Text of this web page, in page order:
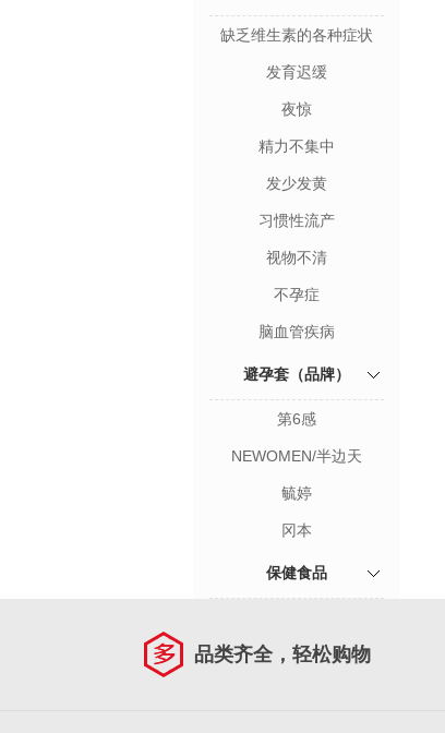
缺乏维生素的各种症状
发育迟缓
夜惊
精力不集中
发少发黄
习惯性流产
视物不清
不孕症
脑血管疾病
避孕套（品牌）
第6感
NEWOMEN/半边天
毓婷
冈本
保健食品
品类齐全，轻松购物